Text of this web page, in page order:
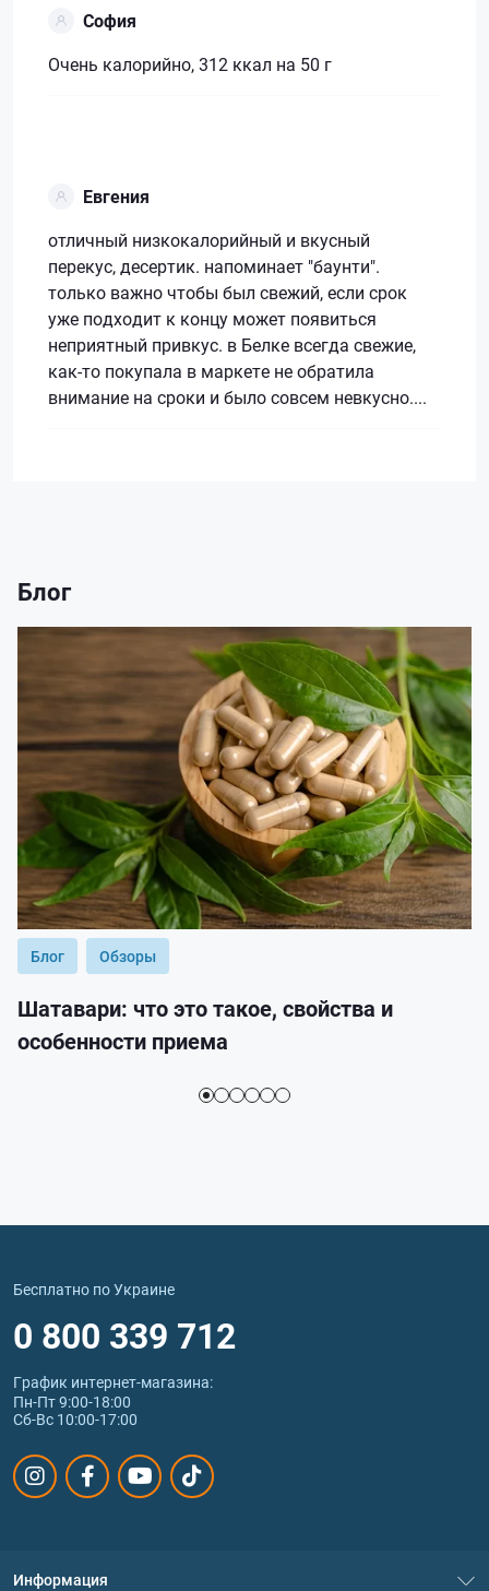
София
Очень калорийно, 312 ккал на 50 г
Евгения
отличный низкокалорийный и вкусный
перекус, десертик. напоминает "баунти".
только важно чтобы был свежий, если срок
уже подходит к концу может появиться
неприятный привкус. в Белке всегда свежие,
как-то покупала в маркете не обратила
внимание на сроки и было совсем невкусно....
Блог
Блог Обзоры
Шатавари: что это такое, свойства и
особенности приема
Бесплатно по Украине
0 800 339 712
График интернет‑магазина:
Пн-Пт 9:00-18:00
Сб-Вс 10:00-17:00
Информация